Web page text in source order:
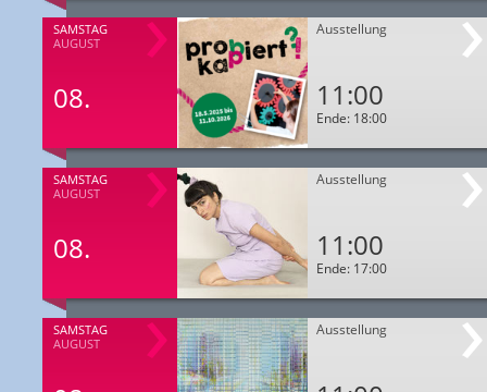
SAMSTAG
AUGUST
08.
Ausstellung
11:00
Ende: 18:00
SAMSTAG
AUGUST
08.
Ausstellung
11:00
Ende: 17:00
SAMSTAG
AUGUST
Ausstellung